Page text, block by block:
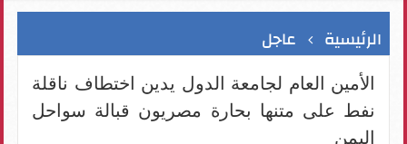
الرئيسية عاجل
الأمين العام لجامعة الدول يدين اختطاف ناقلة
نفط على متنها بحارة مصريون قبالة سواحل
اليمن